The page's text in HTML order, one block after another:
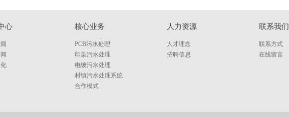
心 核心业务
PCB污水处理
印染污水处理
电镀污水处理
村镇污水处理系统
合作模式
人力资源
人才理念
招聘信息
联系我们
联系方式
在线留言